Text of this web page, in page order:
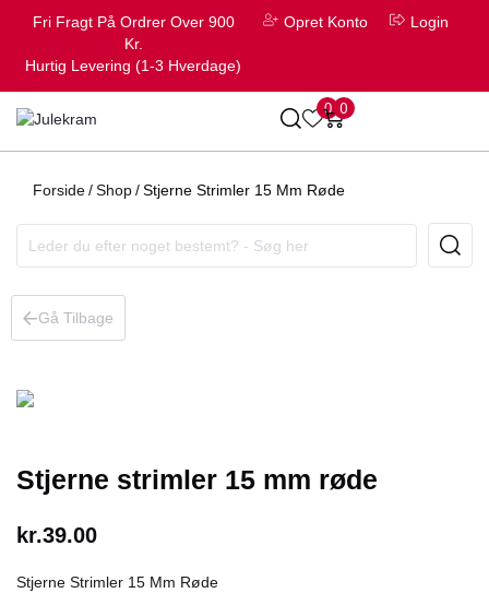
Fri Fragt På Ordrer Over 900
Kr.
Hurtig Levering (1-3 Hverdage)
Opret Konto Login
0 0
Forside/Shop/Stjerne Strimler 15 Mm Røde
Gå Tilbage
Stjerne strimler 15 mm røde
kr.39.00
Stjerne Strimler 15 Mm Røde